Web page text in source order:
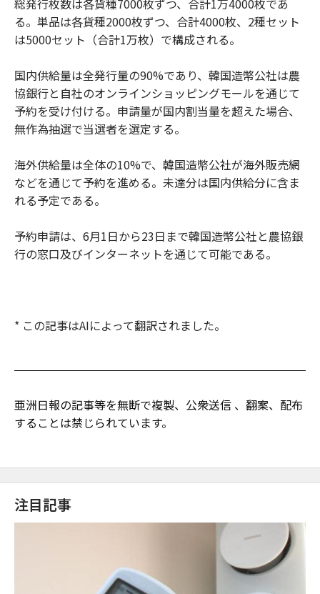
総発行枚数は各貨種7000枚ずつ、合計1万4000枚であ
る。単品は各貨種2000枚ずつ、合計4000枚、2種セット
は5000セット（合計1万枚）で構成される。
国内供給量は全発行量の90%であり、韓国造幣公社は農
協銀行と自社のオンラインショッピングモールを通じて
予約を受け付ける。申請量が国内割当量を超えた場合、
無作為抽選で当選者を選定する。
海外供給量は全体の10%で、韓国造幣公社が海外販売網
などを通じて予約を進める。未達分は国内供給分に含ま
れる予定である。
予約申請は、6月1日から23日まで韓国造幣公社と農協銀
行の窓口及びインターネットを通じて可能である。
* この記事はAIによって翻訳されました。
亜洲日報の記事等を無断で複製、公衆送信 、翻案、配布
することは禁じられています。
注目記事